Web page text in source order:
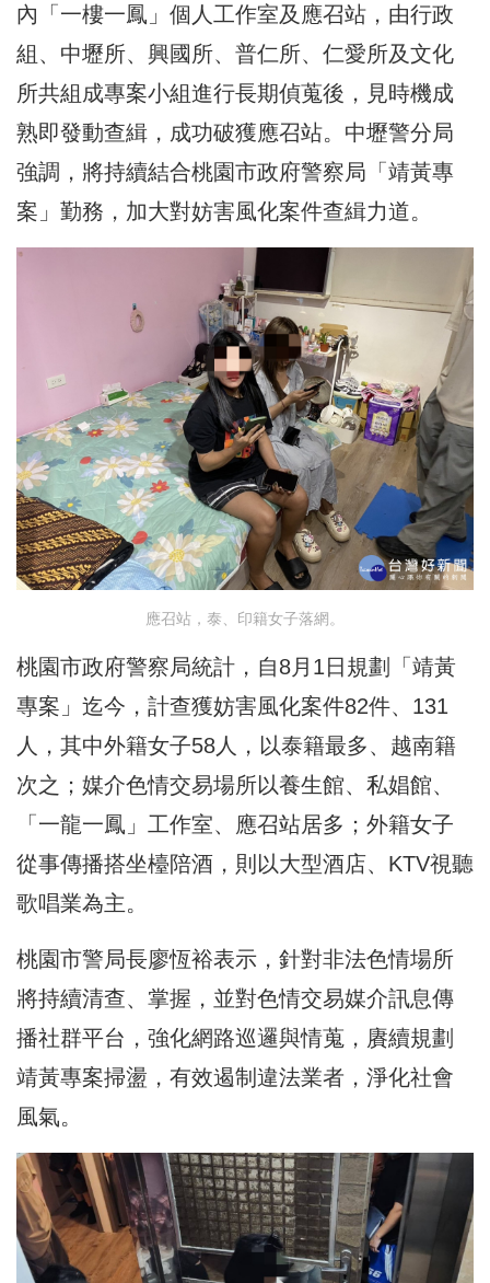
內「一樓一鳳」個人工作室及應召站，由行政
組、中壢所、興國所、普仁所、仁愛所及文化
所共組成專案小組進行長期偵蒐後，見時機成
熟即發動查緝，成功破獲應召站。中壢警分局
強調，將持續結合桃園市政府警察局「靖黃專
案」勤務，加大對妨害風化案件查緝力道。
應召站，泰、印籍女子落網。
桃園市政府警察局統計，自8月1日規劃「靖黃
專案」迄今，計查獲妨害風化案件82件、131
人，其中外籍女子58人，以泰籍最多、越南籍
次之；媒介色情交易場所以養生館、私娼館、
「一龍一鳳」工作室、應召站居多；外籍女子
從事傳播搭坐檯陪酒，則以大型酒店、KTV視聽
歌唱業為主。
桃園市警局長廖恆裕表示，針對非法色情場所
將持續清查、掌握，並對色情交易媒介訊息傳
播社群平台，強化網路巡邏與情蒐，賡續規劃
靖黃專案掃盪，有效遏制違法業者，淨化社會
風氣。